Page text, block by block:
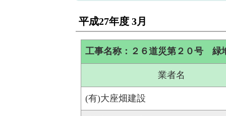
平成27年度 3月
工事名称：２６道災第２０号 緑
業者名
(有)大座畑建設